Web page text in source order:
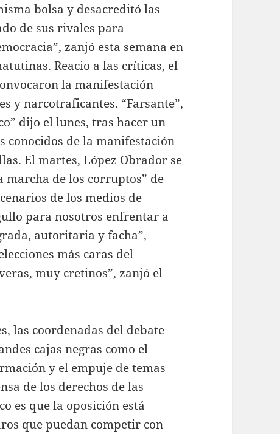
bolsa y desacreditó las
de sus rivales para
zanjó esta semana en
Reacio a las críticas, el
la manifestación
y narcotraficantes. “Farsante”,
dijo el lunes, tras hacer un
conocidos de la manifestación
El martes, López Obrador se
de los corruptos” de
de los medios de
para nosotros enfrentar a
autoritaria y facha”,
más caras del
muy cretinos”, zanjó el
las coordenadas del debate
cajas negras como el
y el empuje de temas
de los derechos de las
es que la oposición está
que puedan competir con